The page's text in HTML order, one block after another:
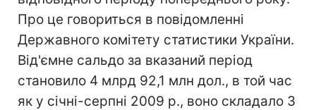
Про це говориться в повідомленні
Державного комітету статистики України.
Від'ємне сальдо за вказаний період
становило 4 млрд 92,1 млн дол., в той час
як у січні-серпні 2009 р., воно складало 3